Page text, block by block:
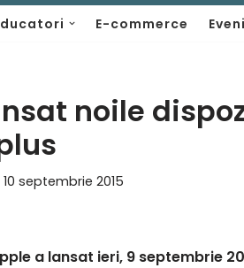
E-commerce
noile
10 septembrie 2015
a lansat ieri, 9 septembrie